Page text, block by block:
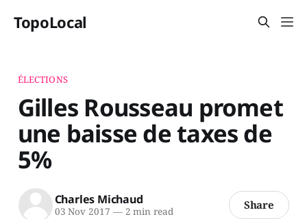
TopoLocal
ÉLECTIONS
Gilles Rousseau promet
une baisse de taxes de
5%
Charles Michaud
03 Nov 2017 —2 min read Share